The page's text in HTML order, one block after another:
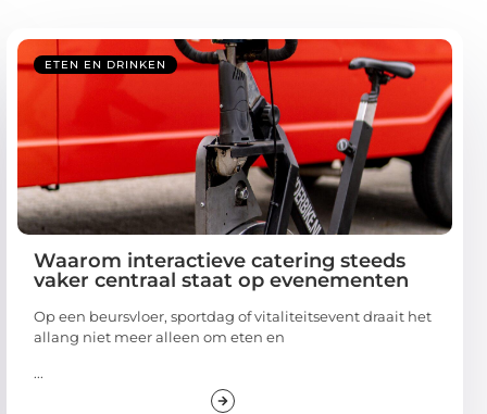
ETEN EN DRINKEN
Waarom interactieve catering steeds
vaker centraal staat op evenementen
Op een beursvloer, sportdag of vitaliteitsevent draait het
allang niet meer alleen om eten en
...